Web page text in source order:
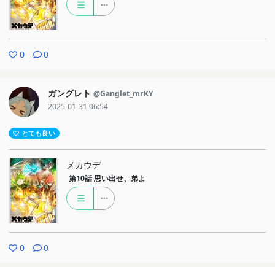
0 0
ガングレト @Ganglet_mrKY
2025-01-31 06:54
とても良い
メカウデ
第10話 思い出せ、弟よ
0 0